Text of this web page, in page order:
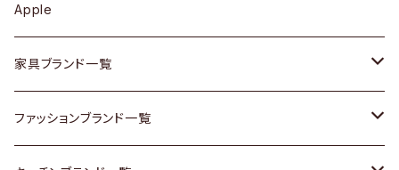
カップボード / 食器棚
チェスト
その他家具
ボトムス
靴
スカーフ
鍋 / フライパン
Vintage / ヴィンテージ
銀製品
ベース
その他楽器
Apple
家具ブランド一覧
ACME Furniture / アクメ ファニチャー
ファッションブランド一覧